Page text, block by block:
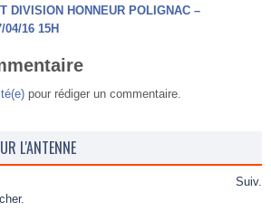
DIVISION HONNEUR POLIGNAC –
04/16 15H
pour rédiger un commentaire.
L'ANTENNE
Suiv.